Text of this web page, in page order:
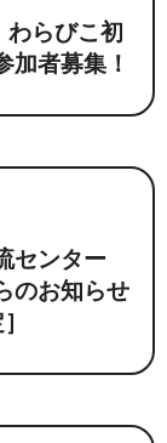
わらびこ初
加者募集！
センター
のお知らせ